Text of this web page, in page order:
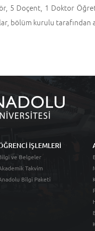
5 Doçent, 1 Doktor
bölüm kurulu tarafından
İŞLEMLERİ
ve Belgeler
Takvim
Bilgi Paketi